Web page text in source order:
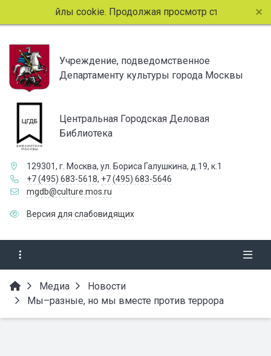
файлы cookie. Продолжая просмотр страниц сайта,
Учреждение, подведомственное
Департаменту культуры города Москвы
Центральная Городская Деловая
Библиотека
129301, г. Москва, ул. Бориса Галушкина, д.19, к.1
+7 (495) 683-5618, +7 (495) 683-5646
mgdb@culture.mos.ru
Версия для слабовидящих
Медиа
Новости
Мы–разные, но мы вместе против террора